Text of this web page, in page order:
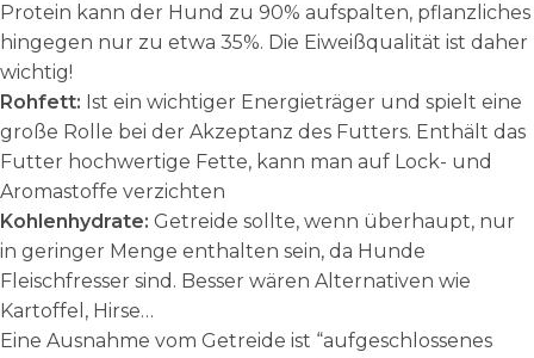
Protein kann der Hund zu 90% aufspalten, pflanzliches
hingegen nur zu etwa 35%. Die Eiweißqualität ist daher
wichtig!
Rohfett: Ist ein wichtiger Energieträger und spielt eine
große Rolle bei der Akzeptanz des Futters. Enthält das
Futter hochwertige Fette, kann man auf Lock- und
Aromastoffe verzichten
Kohlenhydrate: Getreide sollte, wenn überhaupt, nur
in geringer Menge enthalten sein, da Hunde
Fleischfresser sind. Besser wären Alternativen wie
Kartoffel, Hirse…
Eine Ausnahme vom Getreide ist “aufgeschlossenes